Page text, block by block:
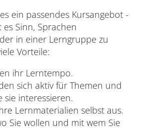
ein passendes Kursangebot -
Sinn, Sprachen
in einer Lerngruppe zu
Vorteile:
ihr Lerntempo.
sich aktiv für Themen und
sie interessieren.
Lernmaterialien selbst aus.
Sie wollen und mit wem Sie